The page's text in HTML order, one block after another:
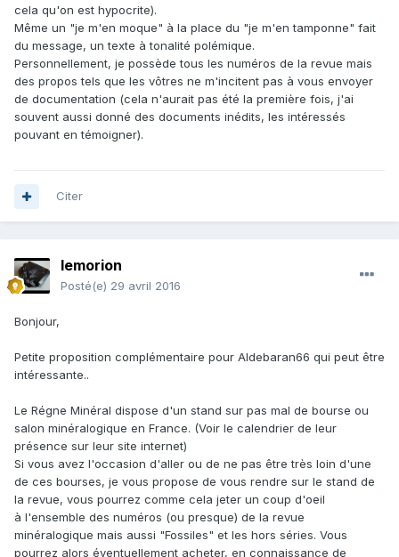
cela qu'on est hypocrite).
Même un "je m'en moque" à la place du "je m'en tamponne" fait
du message, un texte à tonalité polémique.
Personnellement, je possède tous les numéros de la revue mais
des propos tels que les vôtres ne m'incitent pas à vous envoyer
de documentation (cela n'aurait pas été la première fois, j'ai
souvent aussi donné des documents inédits, les intéressés
pouvant en témoigner).
Citer
lemorion
Posté(e) 29 avril 2016
Bonjour,
Petite proposition complémentaire pour Aldebaran66 qui peut être
intéressante..
Le Régne Minéral dispose d'un stand sur pas mal de bourse ou
salon minéralogique en France. (Voir le calendrier de leur
présence sur leur site internet)
Si vous avez l'occasion d'aller ou de ne pas être très loin d'une
de ces bourses, je vous propose de vous rendre sur le stand de
la revue, vous pourrez comme cela jeter un coup d'oeil
à l'ensemble des numéros (ou presque) de la revue
minéralogique mais aussi "Fossiles" et les hors séries. Vous
pourrez alors éventuellement acheter, en connaissance de